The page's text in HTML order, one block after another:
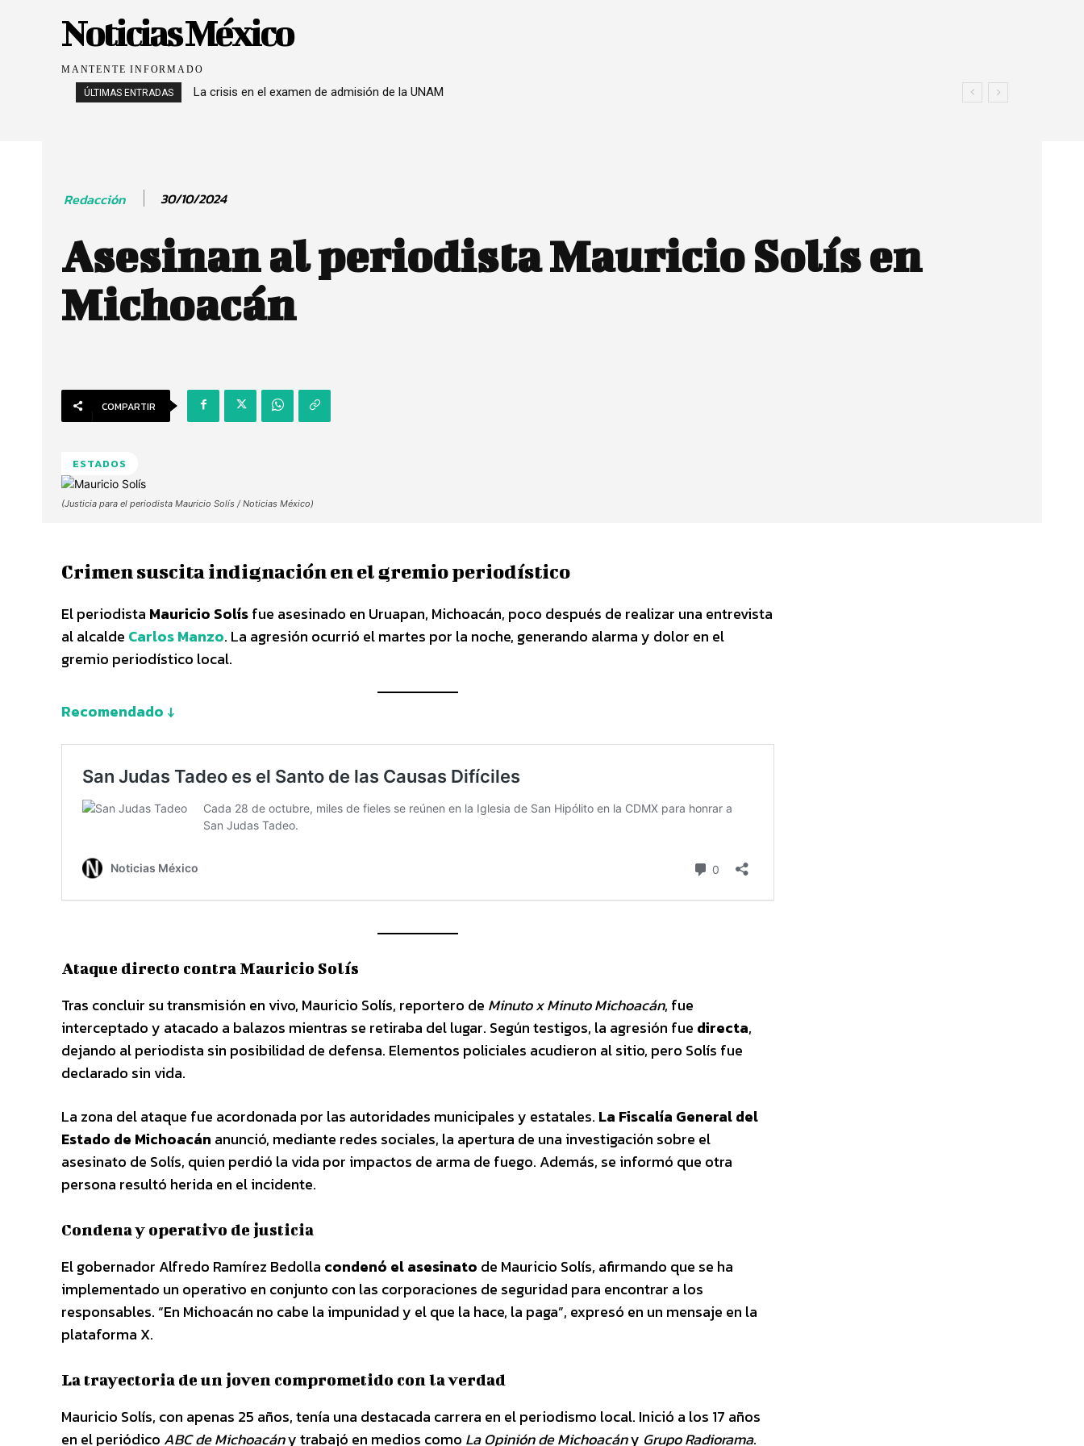
Noticias México
MANTENTE INFORMADO
ÚLTIMAS ENTRADAS La crisis en el examen de admisión de la UNAM
Redacción 30/10/2024
Asesinan al periodista Mauricio Solís en
Michoacán
COMPARTIR
ESTADOS
(Justicia para el periodista Mauricio Solís / Noticias México)
Crimen suscita indignación en el gremio periodístico
El periodista Mauricio Solísfue asesinado en Uruapan, Michoacán, poco después de realizar una entrevista
al alcalde Carlos Manzo. La agresión ocurrió el martes por la noche, generando alarma y dolor en el
gremio periodístico local.
Recomendado ↓
Ataque directo contra Mauricio Solís
Tras concluir su transmisión en vivo, Mauricio Solís, reportero de Minuto x Minuto Michoacán, fue
interceptado y atacado a balazos mientras se retiraba del lugar. Según testigos, la agresión fue directa,
dejando al periodista sin posibilidad de defensa. Elementos policiales acudieron al sitio, pero Solís fue
declarado sin vida.
La zona del ataque fue acordonada por las autoridades municipales y estatales. La Fiscalía General del
Estado de Michoacán anunció, mediante redes sociales, la apertura de una investigación sobre el
asesinato de Solís, quien perdió la vida por impactos de arma de fuego. Además, se informó que otra
persona resultó herida en el incidente.
Condena y operativo de justicia
El gobernador Alfredo Ramírez Bedolla condenó el asesinato de Mauricio Solís, afirmando que se ha
implementado un operativo en conjunto con las corporaciones de seguridad para encontrar a los
responsables. “En Michoacán no cabe la impunidad y el que la hace, la paga”, expresó en un mensaje en la
plataforma X.
La trayectoria de un joven comprometido con la verdad
Mauricio Solís, con apenas 25 años, tenía una destacada carrera en el periodismo local. Inició a los 17 años
en el periódico ABC de Michoacány trabajó en medios como La Opinión de Michoacány Grupo Radiorama.